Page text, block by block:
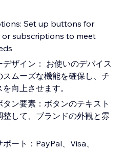
Set up buttons for
subscriptions to meet
ザイン： お使いのデバイス
ムーズな機能を確保し、チ
向上させます。
ン要素：ボタンのテキスト
して、ブランドの外観と雰
ート：PayPal、Visa、